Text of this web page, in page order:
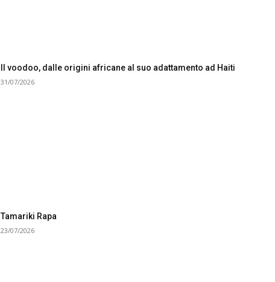
Il voodoo, dalle origini africane al suo adattamento ad Haiti
31/07/2026
Tamariki Rapa
23/07/2026